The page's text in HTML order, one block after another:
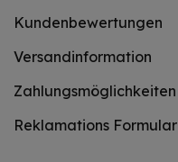
Kundenbewertungen
Versandinformation
Zahlungsmöglichkeiten
Reklamations Formular